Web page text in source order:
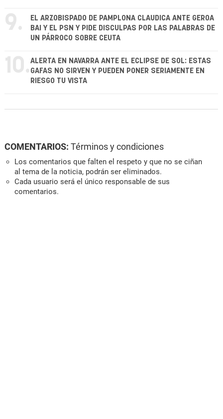
9.
EL ARZOBISPADO DE PAMPLONA CLAUDICA ANTE GEROA
BAI Y EL PSN Y PIDE DISCULPAS POR LAS PALABRAS DE
UN PÁRROCO SOBRE CEUTA
10.ALERTA EN NAVARRA ANTE EL ECLIPSE DE SOL: ESTAS
GAFAS NO SIRVEN Y PUEDEN PONER SERIAMENTE EN
RIESGO TU VISTA
COMENTARIOS: Términos y condiciones
Los comentarios que falten el respeto y que no se ciñan
al tema de la noticia, podrán ser eliminados.
Cada usuario será el único responsable de sus
comentarios.